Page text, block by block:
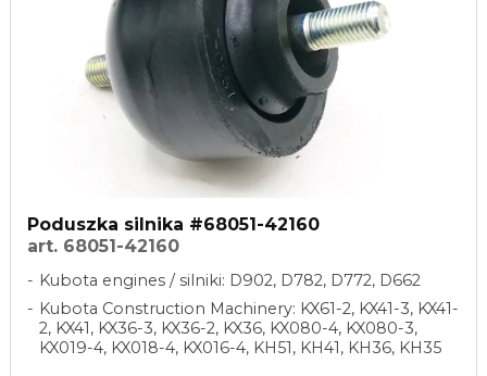
Poduszka silnika #68051-42160
art. 68051-42160
Kubota engines / silniki: D902, D782, D772, D662
Kubota Construction Machinery: KX61-2, KX41-3, KX41-
2, KX41, KX36-3, KX36-2, KX36, KX080-4, KX080-3,
KX019-4, KX018-4, KX016-4, KH51, KH41, KH36, KH35